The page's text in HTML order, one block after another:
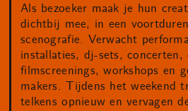
Als bezoeker maak je hun
dichtbij mee, in een
scenografie. Verwacht
installaties, dj-sets, concerten,
filmscreenings, workshops en
makers. Tijdens het weekend
telkens opnieuw en vervagen